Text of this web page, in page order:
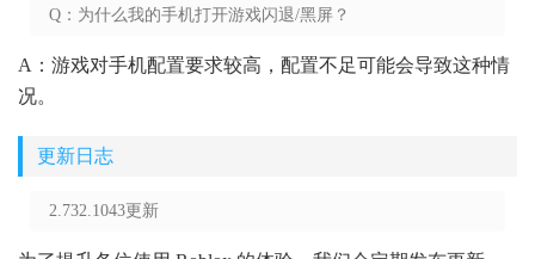
Q：为什么我的手机打开游戏闪退/黑屏？
A：游戏对手机配置要求较高，配置不足可能会导致这种情
况。
更新日志
2.732.1043更新